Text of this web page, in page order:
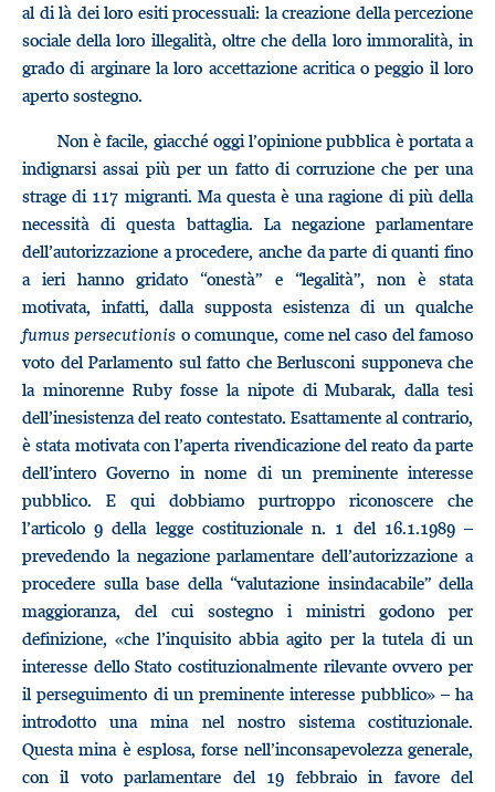
al di là dei loro esiti processuali: la creazione della percezione
sociale della loro illegalità, oltre che della loro immoralità, in
grado di arginare la loro accettazione acritica o peggio il loro
aperto sostegno.
Non è facile, giacché oggi l’opinione pubblica è portata a
indignarsi assai più per un fatto di corruzione che per una
strage di 117 migranti. Ma questa è una ragione di più della
necessità di questa battaglia. La negazione parlamentare
dell’autorizzazione a procedere, anche da parte di quanti fino
a ieri hanno gridato “onestà” e “legalità”, non è stata
motivata, infatti, dalla supposta esistenza di un qualche
fumus persecutionis o comunque, come nel caso del famoso
voto del Parlamento sul fatto che Berlusconi supponeva che
la minorenne Ruby fosse la nipote di Mubarak, dalla tesi
dell’inesistenza del reato contestato. Esattamente al contrario,
è stata motivata con l’aperta rivendicazione del reato da parte
dell’intero Governo in nome di un preminente interesse
pubblico. E qui dobbiamo purtroppo riconoscere che
l’articolo 9 della legge costituzionale n. 1 del 16.1.1989 –
prevedendo la negazione parlamentare dell’autorizzazione a
procedere sulla base della “valutazione insindacabile” della
maggioranza, del cui sostegno i ministri godono per
definizione, «che l’inquisito abbia agito per la tutela di un
interesse dello Stato costituzionalmente rilevante ovvero per
il perseguimento di un preminente interesse pubblico» – ha
introdotto una mina nel nostro sistema costituzionale.
Questa mina è esplosa, forse nell’inconsapevolezza generale,
con il voto parlamentare del 19 febbraio in favore del